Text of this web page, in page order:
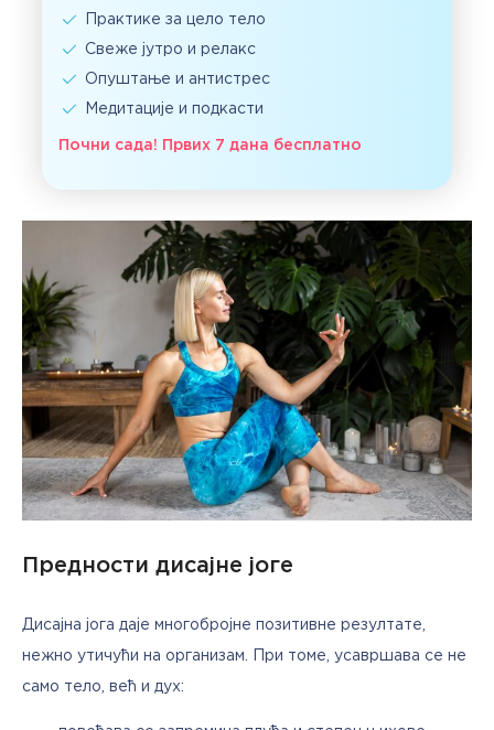
Практике за цело тело
Свеже јутро и релакс
Опуштање и антистрес
Медитације и подкасти
Почни сада! Првих 7 дана бесплатно
Предности дисајне јоге
Дисајна јога даје многобројне позитивне резултате,
нежно утичући на организам. При томе, усавршава се не
само тело, већ и дух: